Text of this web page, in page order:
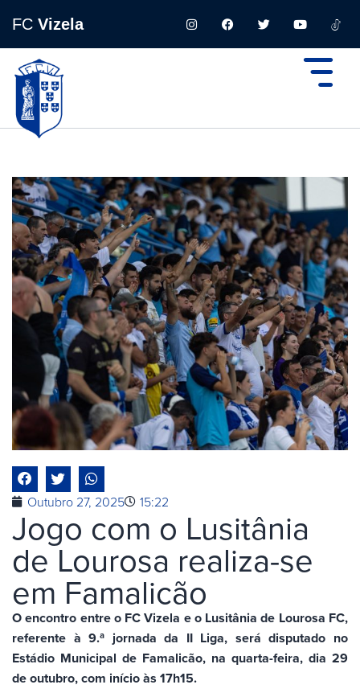
FC Vizela
Outubro 27, 2025 15:22
Jogo com o Lusitânia
de Lourosa realiza-se
em Famalicão
O encontro entre o FC Vizela e o Lusitânia de Lourosa FC,
referente à 9.ª jornada da II Liga, será disputado no
Estádio Municipal de Famalicão, na quarta-feira, dia 29
de outubro, com início às 17h15.